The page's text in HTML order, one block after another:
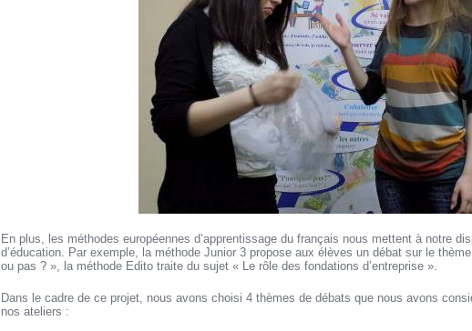
En plus, les méthodes européennes d’apprentissage du français nous mettent à notre
d’éducation. Par exemple, la méthode Junior 3 propose aux élèves un débat sur le
ou pas ? », la méthode Edito traite du sujet « Le rôle des fondations d’entreprise ».
Dans le cadre de ce projet, nous avons choisi 4 thèmes de débats que nous avons
nos ateliers :